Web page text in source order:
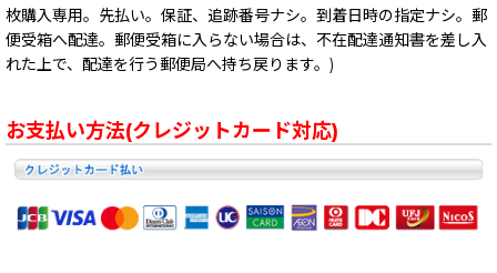
枚購入専用。先払い。保証、追跡番号ナシ。到着日時の指定ナシ。郵
便受箱へ配達。郵便受箱に入らない場合は、不在配達通知書を差し入
れた上で、配達を行う郵便局へ持ち戻ります。)
お支払い方法(クレジットカード対応)